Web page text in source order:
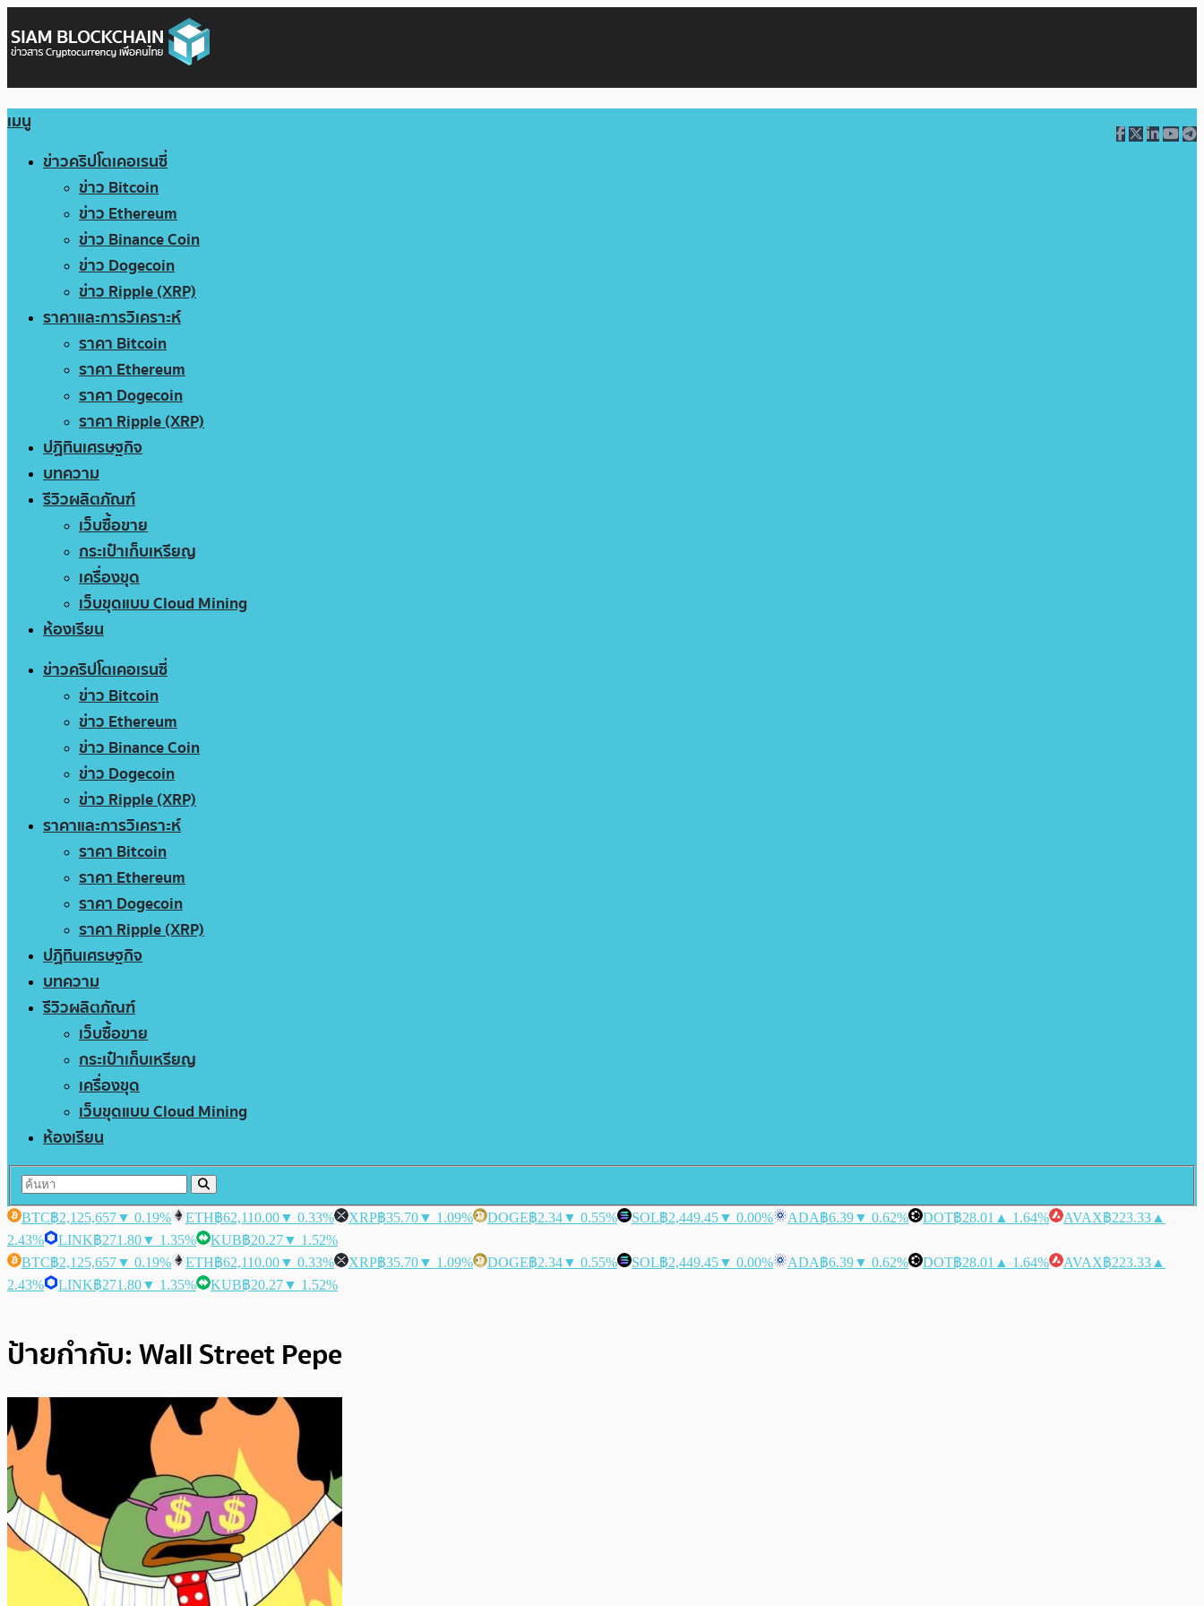
เมนู
ข่าวคริปโตเคอเรนซี่
ข่าว Bitcoin
ข่าว Ethereum
ข่าว Binance Coin
ข่าว Dogecoin
ข่าว Ripple (XRP)
ราคาและการวิเคราะห์
ราคา Bitcoin
ราคา Ethereum
ราคา Dogecoin
ราคา Ripple (XRP)
ปฏิทินเศรษฐกิจ
บทความ
รีวิวผลิตภัณฑ์
เว็บซื้อขาย
กระเป๋าเก็บเหรียญ
เครื่องขุด
เว็บขุดแบบ Cloud Mining
ห้องเรียน
ข่าวคริปโตเคอเรนซี่
ข่าว Bitcoin
ข่าว Ethereum
ข่าว Binance Coin
ข่าว Dogecoin
ข่าว Ripple (XRP)
ราคาและการวิเคราะห์
ราคา Bitcoin
ราคา Ethereum
ราคา Dogecoin
ราคา Ripple (XRP)
ปฏิทินเศรษฐกิจ
บทความ
รีวิวผลิตภัณฑ์
เว็บซื้อขาย
กระเป๋าเก็บเหรียญ
เครื่องขุด
เว็บขุดแบบ Cloud Mining
ห้องเรียน
BTC฿2,125,657▼ 0.19% ETH฿62,110.00▼ 0.33% XRP฿35.70▼ 1.09% DOGE฿2.34▼ 0.55% SOL฿2,449.45▼ 0.00% ADA฿6.39▼ 0.62% DOT฿28.01 ▲ 1.64% AVAX฿223.33 ▲
2.43%
LINK฿271.80▼ 1.35% KUB฿20.27▼ 1.52%
BTC฿2,125,657▼ 0.19% ETH฿62,110.00▼ 0.33% XRP฿35.70▼ 1.09% DOGE฿2.34▼ 0.55% SOL฿2,449.45▼ 0.00% ADA฿6.39▼ 0.62% DOT฿28.01 ▲ 1.64% AVAX฿223.33 ▲
2.43%
LINK฿271.80▼ 1.35% KUB฿20.27▼ 1.52%
ป้ายกำกับ:Wall Street Pepe